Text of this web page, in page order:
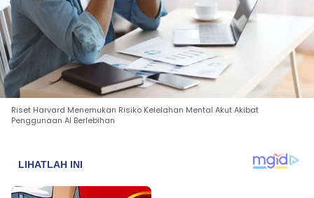
Riset Harvard Menemukan Risiko Kelelahan Mental Akut Akibat
Penggunaan AI Berlebihan